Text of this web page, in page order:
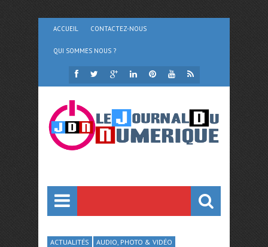
ACCUEIL CONTACTEZ-NOUS
QUI SOMMES NOUS ?
ACTUALITÉS
AUDIO, PHOTO & VIDÉO